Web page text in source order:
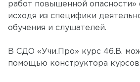
работ повышенной опасности»
исходя из специфики
обучения и слушателей.
В СДО «Учи.Про» курс 46.В.
помощью конструктора курсов.